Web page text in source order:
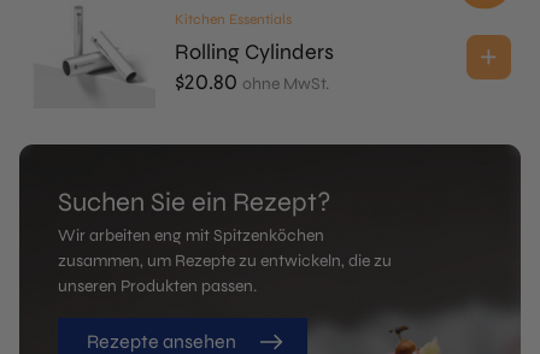
Kitchen Essentials
Rolling Cylinders
$20.80 ohne MwSt.
Suchen Sie ein Rezept?
Wir arbeiten eng mit Spitzenköchen
zusammen, um Rezepte zu entwickeln, die zu
unseren Produkten passen.
Rezepte ansehen